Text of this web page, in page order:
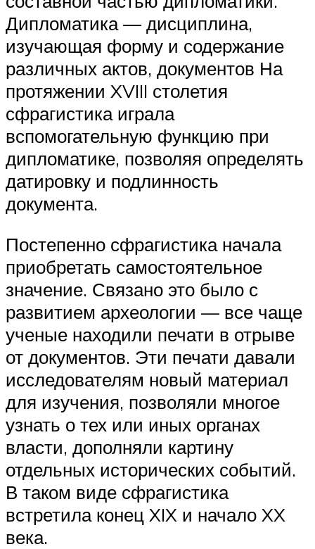
Дипломатика — дисциплина,
изучающая форму и содержание
различных актов, документов На
протяжении XVIII столетия
сфрагистика играла
вспомогательную функцию при
дипломатике, позволяя определять
датировку и подлинность
документа.
Постепенно сфрагистика начала
приобретать самостоятельное
значение. Связано это было с
развитием археологии — все чаще
ученые находили печати в отрыве
от документов. Эти печати давали
исследователям новый материал
для изучения, позволяли многое
узнать о тех или иных органах
власти, дополняли картину
отдельных исторических событий.
В таком виде сфрагистика
встретила конец XIX и начало XX
века.